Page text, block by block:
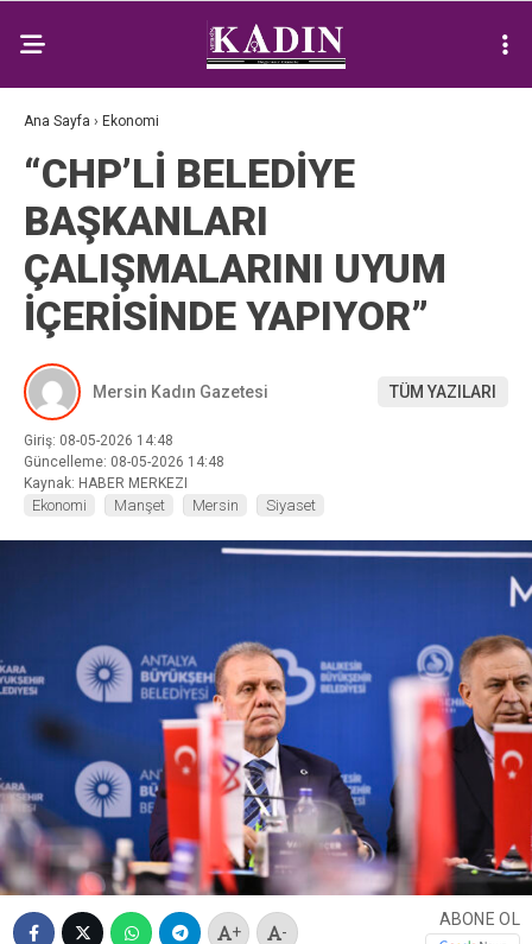
Ana Sayfa › Ekonomi
“CHP’Lİ BELEDİYE
BAŞKANLARI
ÇALIŞMALARINI UYUM
İÇERİSİNDE YAPIYOR”
Mersin Kadın Gazetesi TÜM YAZILARI
Giriş: 08-05-2026 14:48
Güncelleme: 08-05-2026 14:48
Kaynak: HABER MERKEZI
Ekonomi Manşet Mersin Siyaset
+ -
ABONE OL